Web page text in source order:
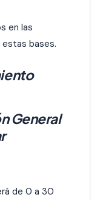
en las
bases.
General
de 0 a 30